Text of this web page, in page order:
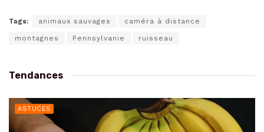
Tags: animaux sauvages caméra à distance
montagnes Pennsylvanie ruisseau
Tendances
ASTUCES